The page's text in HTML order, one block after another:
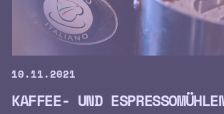
10.11.2021
KAFFEE- UND